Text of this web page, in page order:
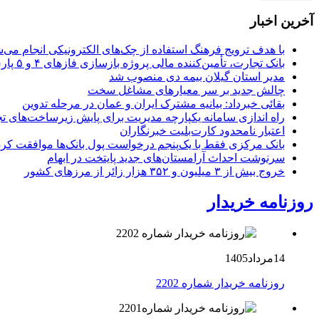
آخرین اخبار
با هدف ترویج فرهنگ استفاده از چک‌های الکترونیکی انجام
بانک تجارت، تأمین‌کننده مالی پروژه بازسازی فازهای ۴ و ۵ پارس جنوبی
مدیر استان گیلان بیمه دی منصوب شد
چالش جدید بر سر معیارهای مشاغل سخت
بقائی خبرداد: بیانیه مشترک ایران و عمان در مرحله تدوین
راه اندازی سامانه یکپارچه مدیریت برای پایش زیرساخت‌های
اعتبار نامحدود کارت‌بلیت خبرنگاران
بانک مرکزی فقط با یک‌‎پنجم درخواست پول بانک‌ها موافقت کرد
سرنوشت احداث آرامستان‌های جدید پایتخت در ابهام
خروج بیش از ۳ میلیون و ۳۵۲ هزار زائر از مرزهای کشور
روزنامه خریدار
14مرداد1405
روزنامه خریدار شماره 2202